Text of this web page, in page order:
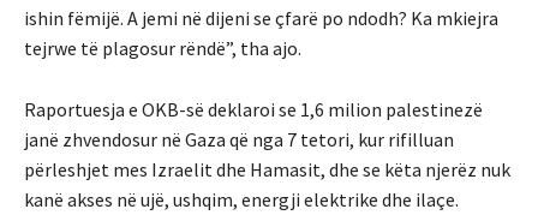
ishin fëmijë. A jemi në dijeni se çfarë po ndodh? Ka mkiejra
tejrwe të plagosur rëndë”, tha ajo.
Raportuesja e OKB-së deklaroi se 1,6 milion palestinezë
janë zhvendosur në Gaza që nga 7 tetori, kur rifilluan
përleshjet mes Izraelit dhe Hamasit, dhe se këta njerëz nuk
kanë akses në ujë, ushqim, energji elektrike dhe ilaçe.